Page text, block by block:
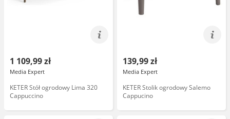
1 109,99 zł
Media Expert
KETER Stół ogrodowy Lima 320
Cappuccino
139,99 zł
Media Expert
KETER Stolik ogrodowy Salemo
Cappucino